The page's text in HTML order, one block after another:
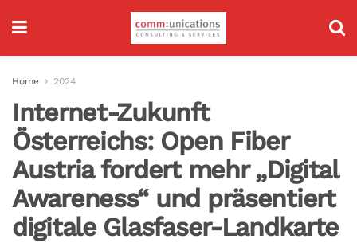
Home 2024
Internet-Zukunft
Österreichs: Open Fiber
Austria fordert mehr „Digital
Awareness“ und präsentiert
digitale Glasfaser-Landkarte